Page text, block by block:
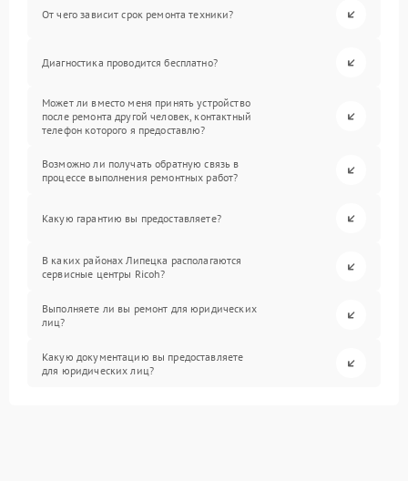
От чего зависит срок ремонта техники?
Диагностика проводится бесплатно?
Может ли вместо меня принять устройство
после ремонта другой человек, контактный
телефон которого я предоставлю?
Возможно ли получать обратную связь в
процессе выполнения ремонтных работ?
Какую гарантию вы предоставляете?
В каких районах Липецка располагаются
сервисные центры Ricoh?
Выполняете ли вы ремонт для юридических
лиц?
Какую документацию вы предоставляете
для юридических лиц?